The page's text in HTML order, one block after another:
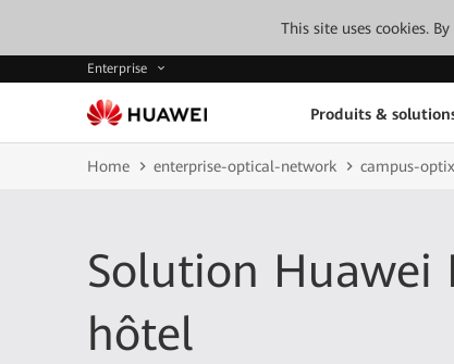
This site uses cookies.
Enterprise
Produits &
Home enterprise-optical-network campus-optix
Solution Huawei
hôtel